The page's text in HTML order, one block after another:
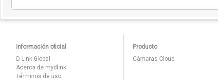
Información oficial
D-Link Global
Acerca de mydlink
Términos de uso
Producto
Cámaras Cloud